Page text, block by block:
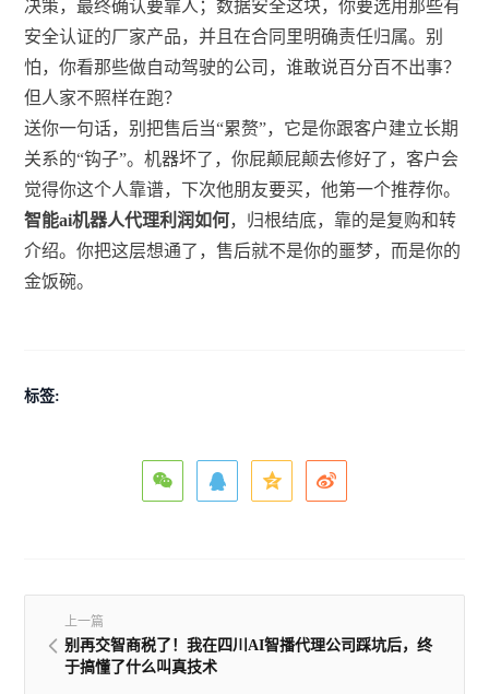
决策，最终确认要靠人；数据安全这块，你要选用那些有
安全认证的厂家产品，并且在合同里明确责任归属。别
怕，你看那些做自动驾驶的公司，谁敢说百分百不出事？
但人家不照样在跑？
送你一句话，别把售后当“累赘”，它是你跟客户建立长期
关系的“钩子”。机器坏了，你屁颠屁颠去修好了，客户会
觉得你这个人靠谱，下次他朋友要买，他第一个推荐你。
智能ai机器人代理利润如何，归根结底，靠的是复购和转
介绍。你把这层想通了，售后就不是你的噩梦，而是你的
金饭碗。
标签:
上一篇
别再交智商税了！我在四川AI智播代理公司踩坑后，终
于搞懂了什么叫真技术